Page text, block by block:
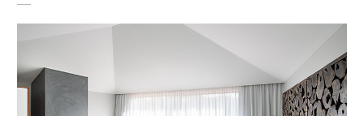
モデルプラン
HOTELS & RESORTS
MAGELLAN's Choice